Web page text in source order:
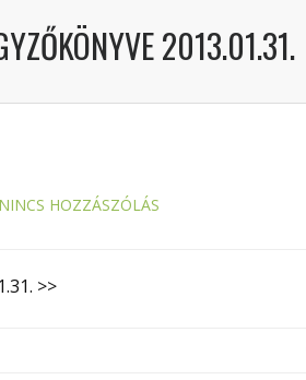
2013.01.31.
NINCS HOZZÁSZÓLÁS
>>